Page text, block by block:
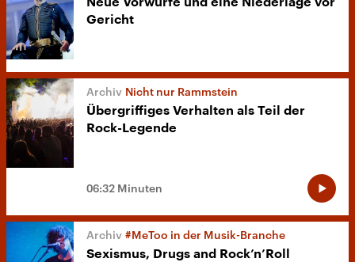
Gericht
Nicht nur Rammstein
Übergriffiges Verhalten als Teil der
Rock-Legende
06:32 Minuten
#MeToo in der Musik-Branche
Sexismus, Drugs and Rock’n’Roll